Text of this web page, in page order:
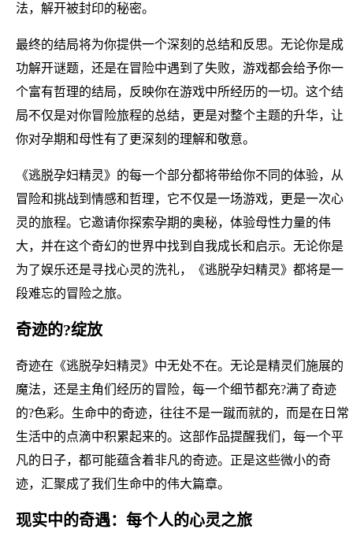
法，解开被封印的秘密。
最终的结局将为你提供一个深刻的总结和反思。无论你是成
功解开谜题，还是在冒险中遇到了失败，游戏都会给予你一
个富有哲理的结局，反映你在游戏中所经历的一切。这个结
局不仅是对你冒险旅程的总结，更是对整个主题的升华，让
你对孕期和母性有了更深刻的理解和敬意。
《逃脱孕妇精灵》的每一个部分都将带给你不同的体验，从
冒险和挑战到情感和哲理，它不仅是一场游戏，更是一次心
灵的旅程。它邀请你探索孕期的奥秘，体验母性力量的伟
大，并在这个奇幻的世界中找到自我成长和启示。无论你是
为了娱乐还是寻找心灵的洗礼，《逃脱孕妇精灵》都将是一
段难忘的冒险之旅。
奇迹的?绽放
奇迹在《逃脱孕妇精灵》中无处不在。无论是精灵们施展的
魔法，还是主角们经历的冒险，每一个细节都充?满了奇迹
的?色彩。生命中的奇迹，往往不是一蹴而就的，而是在日常
生活中的点滴中积累起来的。这部作品提醒我们，每一个平
凡的日子，都可能蕴含着非凡的奇迹。正是这些微小的奇
迹，汇聚成了我们生命中的伟大篇章。
现实中的奇遇：每个人的心灵之旅